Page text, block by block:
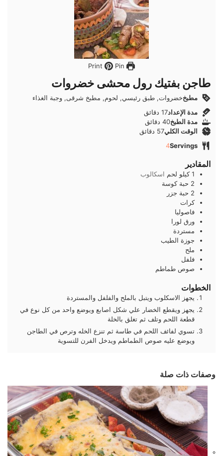
Pin
طاجن بفتيك رول محشى خضروات
مطبخخضروات, طبق رئيسي, لحوم, مطبخ شرقى, وجبة الغذاء
مدة الإعداد17دقائق
دقائق
مدة الطبخ40دقائق
دقائق
الوقت الكلي57 دقائق
دقائق
Servings
4
المقادير
1 كيلو لحم اسكالوب
2 حبة كوسة
2 حبة جزر
كرات
فاصوليا
ورق لورا
مستردة
جوزة الطيب
ملح
فلفل
صوص طماطم
الخطوات
يجهز الاسكلوب ويتبل بالملح والفلفل والمستردة
يجهز ويقطع الخضار علي شكل اصابع ويوضع واحد من كل نوع في
قطعة اللحم وتلف ثم تغلق بالخلة
تسوي لفائف اللحم في طاسة ثم تنزع الخله وترص في الطاجن
ويوضع عليه صوص الطماطم ويدخل الفرن للتسوية
وصفات ذات صلة